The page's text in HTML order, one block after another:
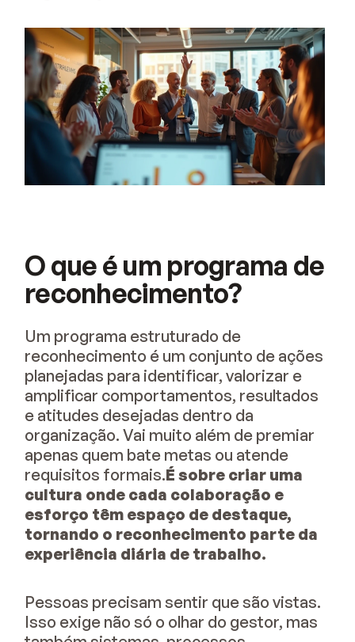
O que é um programa de
reconhecimento?
Um programa estruturado de
reconhecimento é um conjunto de ações
planejadas para identificar, valorizar e
amplificar comportamentos, resultados
e atitudes desejadas dentro da
organização. Vai muito além de premiar
apenas quem bate metas ou atende
requisitos formais.É sobre criar uma
cultura onde cada colaboração e
esforço têm espaço de destaque,
tornando o reconhecimento parte da
experiência diária de trabalho.
Pessoas precisam sentir que são vistas.
Isso exige não só o olhar do gestor, mas